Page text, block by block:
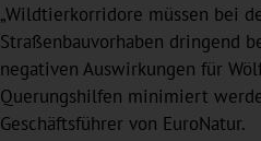
„Wildtierkorridore müssen bei
Straßenbauvorhaben dringend
negativen Auswirkungen für
Querungshilfen minimiert
Geschäftsführer von EuroNatur.